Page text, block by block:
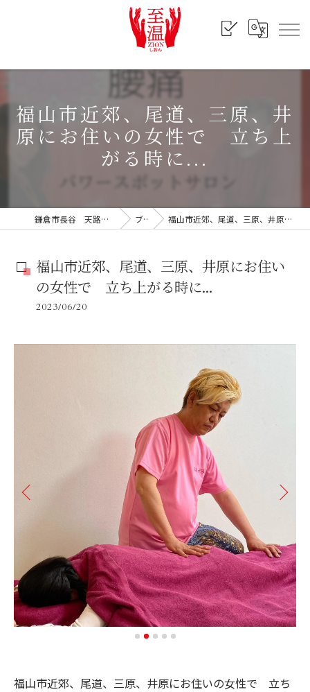
福山市近郊、尾道、三原、井
原にお住いの女性で 立ち上
がる時に...
鎌倉市長谷 天路｜出張施術・セッション ブログ 福山市近郊、尾道、三原、井原にお住いの女性で 立ち上がる時に...
福山市近郊、尾道、三原、井原にお住い
の女性で 立ち上がる時に...
2023/06/20
福山市近郊、尾道、三原、井原にお住いの女性で 立ち